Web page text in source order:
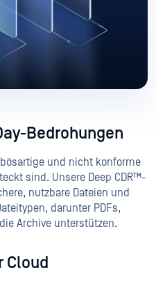
Bedrohungen
und nicht konforme
sind. Unsere Deep CDR™-
nutzbare Dateien und
darunter PDFs,
Archive unterstützen.
Cloud